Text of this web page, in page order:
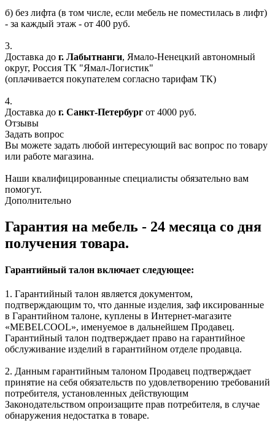
б) без лифта (в том числе, если мебель не поместилась в лифт)
- за каждый этаж - от 400 руб.
3.
Доставка до г. Лабытнанги, Ямало-Ненецкий автономный
округ, Россия ТК "Ямал-Логистик"
(оплачивается покупателем согласно тарифам ТК)
4.
Доставка до г. Санкт-Петербург от 4000 руб.
Отзывы
Задать вопрос
Вы можете задать любой интересующий вас вопрос по товару
или работе магазина.
Наши квалифицированные специалисты обязательно вам
помогут.
Дополнительно
Гарантия на мебель - 24 месяца со дня
получения товара.
Гарантийный талон включает следующее:
1. Гарантийный талон является документом,
подтверждающим то, что данные изделия, заф иксированные
в Гарантийном талоне, куплены в Интернет-магазите
«MEBELCOOL», именуемое в дальнейшем Продавец.
Гарантийный талон подтверждает право на гарантийное
обслуживание изделий в гарантийном отделе продавца.
2. Данным гарантийным талоном Продавец подтверждает
принятие на себя обязательств по удовлетворению требований
потребителя, установленных действующим
Законодательством опроизащите прав потребителя, в случае
обнаружения недостатка в товаре.